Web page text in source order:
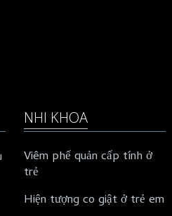
NHI KHOA
Viêm phế quản cấp tính ở
trẻ
Hiện tượng co giật ở trẻ em